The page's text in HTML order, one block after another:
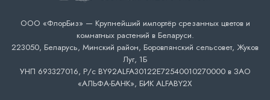
ООО «ФлорБиз» — Крупнейший импортёр срезанных цветов и
комнатных растений в Беларуси.
223050, Беларусь, Минский район, Боровлянский сельсовет, Жуков
Луг, 1Б
УНП 693327016, Р/с BY92ALFA30122E72540010270000 в ЗАО
«АЛЬФА-БАНК», БИК ALFABY2X